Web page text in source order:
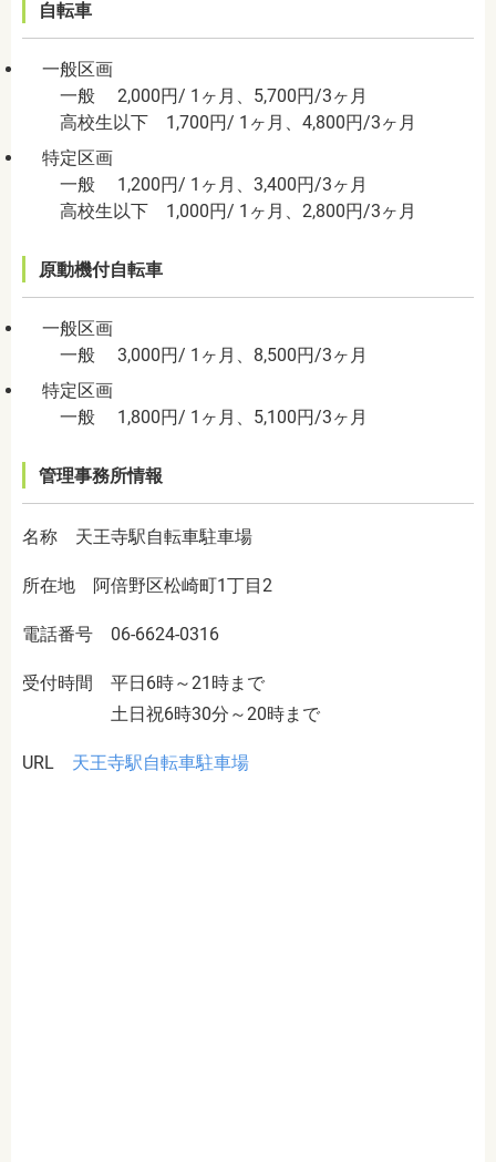
自転車
一般区画
一般 2,000円/ 1ヶ月、5,700円/3ヶ月
高校生以下 1,700円/ 1ヶ月、4,800円/3ヶ月
特定区画
一般 1,200円/ 1ヶ月、3,400円/3ヶ月
高校生以下 1,000円/ 1ヶ月、2,800円/3ヶ月
原動機付自転車
一般区画
一般 3,000円/ 1ヶ月、8,500円/3ヶ月
特定区画
一般 1,800円/ 1ヶ月、5,100円/3ヶ月
管理事務所情報
名称 天王寺駅自転車駐車場
所在地 阿倍野区松崎町1丁目2
電話番号 06-6624-0316
受付時間 平日6時～21時まで
土日祝6時30分～20時まで
URL 天王寺駅自転車駐車場